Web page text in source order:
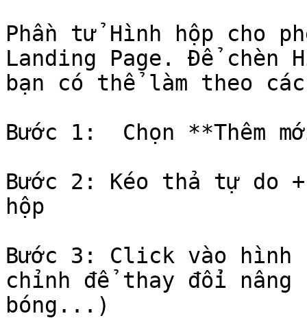
Phần tử Hình hộp cho
Landing Page. Để chèn
bạn có thể làm theo
Bước 1:  Chọn **Thêm
Bước 2: Kéo thả tự do
hộp
Bước 3: Click vào hình
chỉnh để thay đổi
bóng...)